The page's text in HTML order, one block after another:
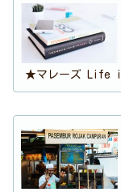
★マレーズ Life